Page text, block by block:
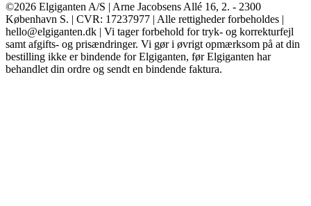
©2026 Elgiganten A/S | Arne Jacobsens Allé 16, 2. - 2300
København S. | CVR: 17237977 | Alle rettigheder forbeholdes |
hello@elgiganten.dk | Vi tager forbehold for tryk- og korrekturfejl
samt afgifts- og prisændringer. Vi gør i øvrigt opmærksom på at din
bestilling ikke er bindende for Elgiganten, før Elgiganten har
behandlet din ordre og sendt en bindende faktura.